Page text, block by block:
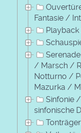
Fantasie /
/ Marsch /
Notturno /
Mazurka /
Sinfonie
sinfonische
Tonträger